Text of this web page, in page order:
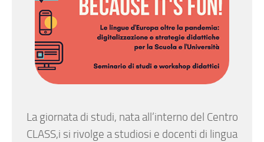
La giornata di studi, nata all’interno del Centro
CLASS,i si rivolge a studiosi e docenti di lingua